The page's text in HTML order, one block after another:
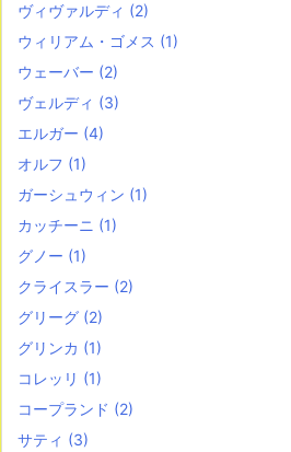
ヴィヴァルディ (2)
ウィリアム・ゴメス (1)
ウェーバー (2)
ヴェルディ (3)
エルガー (4)
オルフ (1)
ガーシュウィン (1)
カッチーニ (1)
グノー (1)
クライスラー (2)
グリーグ (2)
グリンカ (1)
コレッリ (1)
コープランド (2)
サティ (3)